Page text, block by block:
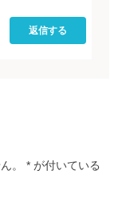
返信する
。 * が付いている